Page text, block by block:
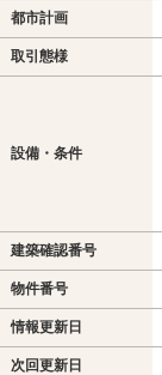
都市計画
取引態様
設備・条件
建築確認番号
物件番号
情報更新日
次回更新日